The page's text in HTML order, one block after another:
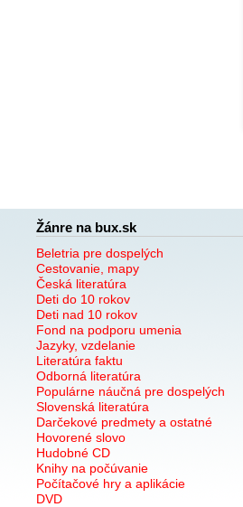
Žánre na bux.sk
Beletria pre dospelých
Cestovanie, mapy
Česká literatúra
Deti do 10 rokov
Deti nad 10 rokov
Fond na podporu umenia
Jazyky, vzdelanie
Literatúra faktu
Odborná literatúra
Populárne náučná pre dospelých
Slovenská literatúra
Darčekové predmety a ostatné
Hovorené slovo
Hudobné CD
Knihy na počúvanie
Počítačové hry a aplikácie
DVD